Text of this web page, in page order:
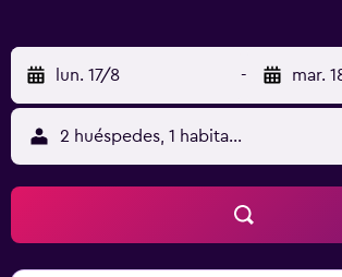
también incluyen botella de agua gratuita
tetera. Se ofrece servicio nocturno de
servicio de limpieza todos los días. En el
bañeras de hidromasaje además de
servicios de ocio y esparcimiento
gimnasio abierto las 24 horas. No se
piscina de niños menores de 16 años sin
un adulto. No se permite la entrada al
hidromasaje a huéspedes menores de 16
lun. 17/8 - mar.
2 huéspedes, 1 habitación